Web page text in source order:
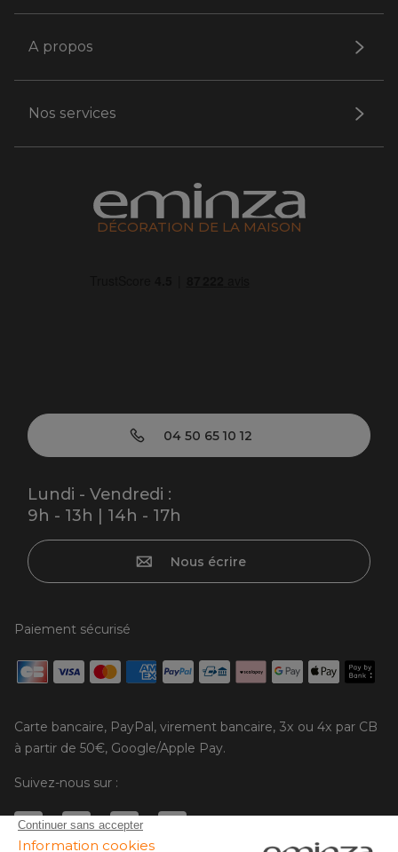
A propos
Nos services
DÉCORATION DE LA MAISON
04 50 65 10 12
Lundi - Vendredi :
9h - 13h | 14h - 17h
Nous écrire
Paiement sécurisé
Carte bancaire, PayPal, virement bancaire, 3x ou 4x par CB
à partir de 50€, Google/Apple Pay.
Suivez-nous sur :